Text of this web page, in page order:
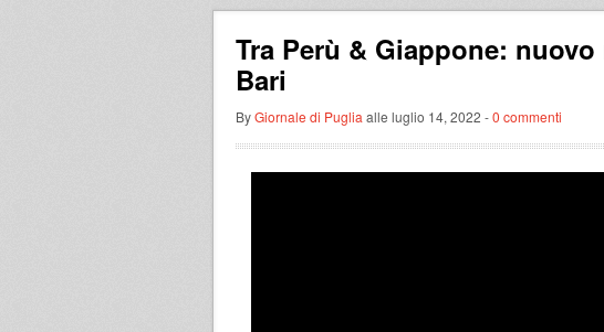
Tra Perù & Giappone:
Bari
ByGiornale di Puglia alle luglio 14, 2022 -0 commenti